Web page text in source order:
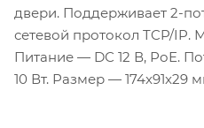
двери. Поддерживает 2-
сетевой протокол TCP/
Питание — DС 12 В, РоЕ.
10 Вт. Размер — 174x91x29